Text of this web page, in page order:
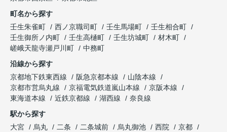
町名から探す
壬生朱雀町
西ノ京職司町 壬生馬場町
壬生相合町
壬生御所ノ内町
壬生高樋町 壬生坊城町
材木町
嵯峨天龍寺瀬戸川町
中務町
沿線から探す
京都地下鉄東西線
阪急京都本線
山陰本線
京都市営烏丸線
京福電気鉄道嵐山本線
京阪本線
東海道本線
近鉄京都線 湖西線
奈良線
駅から探す
大宮
烏丸 二条 二条城前 烏丸御池 西院
京都